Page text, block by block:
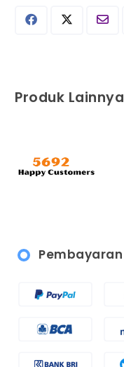
Produk Lainnya
Pembayaran